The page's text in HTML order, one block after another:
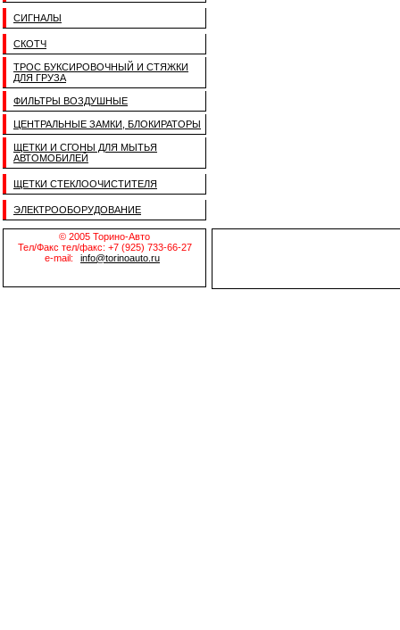
СИГНАЛЫ
СКОТЧ
ТРОС БУКСИРОВОЧНЫЙ И СТЯЖКИ
ДЛЯ ГРУЗА
ФИЛЬТРЫ ВОЗДУШНЫЕ
ЦЕНТРАЛЬНЫЕ ЗАМКИ, БЛОКИРАТОРЫ
ЩЕТКИ И СГОНЫ ДЛЯ МЫТЬЯ
АВТОМОБИЛЕЙ
ЩЕТКИ СТЕКЛООЧИСТИТЕЛЯ
ЭЛЕКТРООБОРУДОВАНИЕ
© 2005 Торино-Авто
Тел/Факс тел/факс: +7 (925) 733-66-27
e-mail:
info@torinoauto.ru